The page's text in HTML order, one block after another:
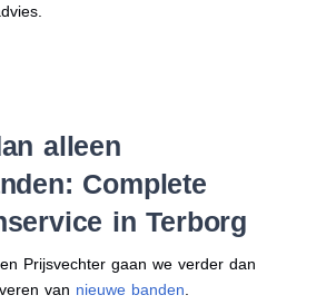
alleen
Complete
in Terborg
Prijsvechter gaan we verder dan
van nieuwe banden.